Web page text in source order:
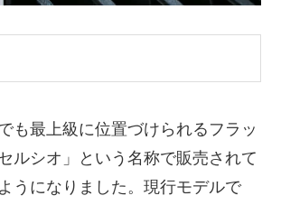
も最上級に位置づけられるフラッ
ルシオ」という名称で販売されて
うになりました。現行モデルで